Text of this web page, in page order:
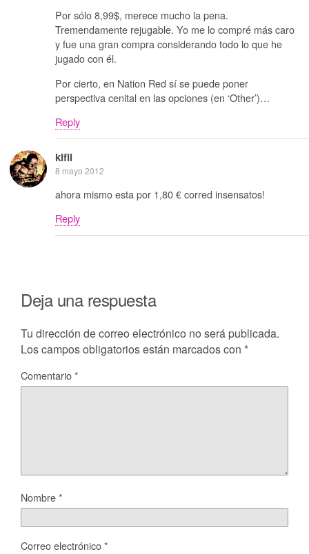
Por sólo 8,99$, merece mucho la pena.
Tremendamente rejugable. Yo me lo compré más caro
y fue una gran compra considerando todo lo que he
jugado con él.
Por cierto, en Nation Red sí se puede poner
perspectiva cenital en las opciones (en ‘Other’)…
Reply
kifli
8 mayo 2012
ahora mismo esta por 1,80 € corred insensatos!
Reply
Deja una respuesta
Tu dirección de correo electrónico no será publicada.
Los campos obligatorios están marcados con *
Comentario*
Nombre*
Correo electrónico*